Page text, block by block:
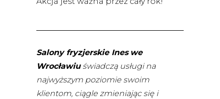
Salony fryzjerskie Ines we
Wrocławiuświadczą usługi na
najwyższym poziomie swoim
klientom, ciągle zmieniając się i